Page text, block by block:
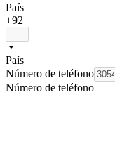
País
+92
País
Número de teléfono
Número de teléfono